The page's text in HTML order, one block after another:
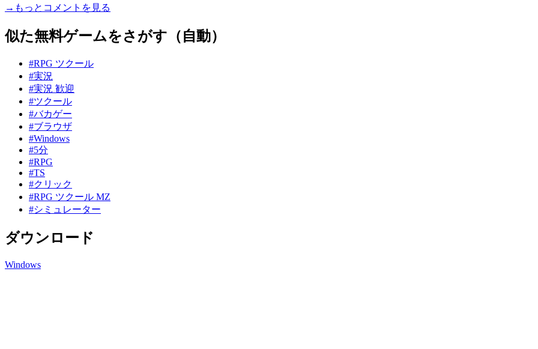
→もっとコメントを見る
似た無料ゲームをさがす（自動）
#RPG ツクール
#実況
#実況 歓迎
#ツクール
#バカゲー
#ブラウザ
#Windows
#5分
#RPG
#TS
#クリック
#RPG ツクール MZ
#シミュレーター
ダウンロード
Windows